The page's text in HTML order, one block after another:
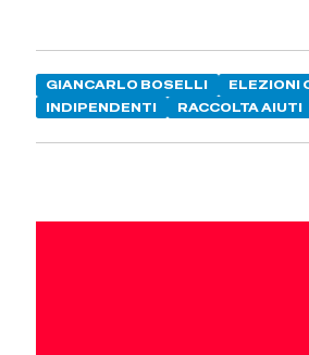
GIANCARLO BOSELLI
ELEZIONI
INDIPENDENTI
RACCOLTA AIUTI